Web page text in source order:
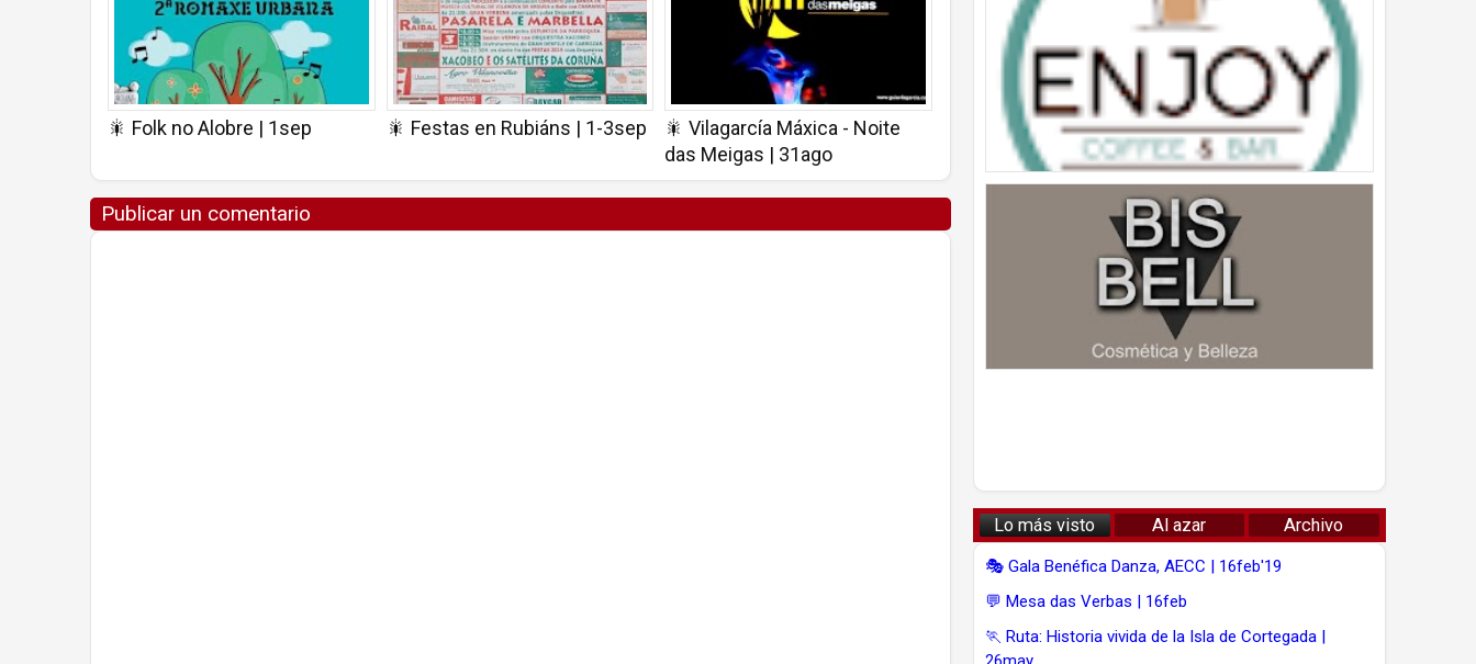
🎇 Folk no Alobre | 1sep 🎇 Festas en Rubiáns | 1-3sep
🎇 Vilagarcía Máxica - Noite
das Meigas | 31ago
Publicar un comentario
Lo más visto Al azar Archivo
🎭 Gala Benéfica Danza, AECC | 16feb'19
💬 Mesa das Verbas | 16feb
🏃 Ruta: Historia vivida de la Isla de Cortegada |